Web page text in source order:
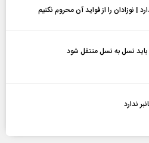
| نوزادان را از فواید آن محروم نکنیم
نسل به نسل منتقل شود
ندارد